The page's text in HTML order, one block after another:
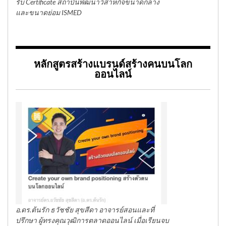
รับ Certificate สถาบันพัฒนาวิสาหกิจขนาดกลาง
และขนาดย่อม ISMED
หลักสูตรสร้างแบรนด์สร้างคนบนโลก
ออนไลน์
อ.ดร.ต้นรัก ธวัชชัย สุขสีดา อาจารย์สอนและที่
ปรึกษา ผู้ทรงคุณวุฒิการตลาดออนไลน์ เมื่อเรียนจบ